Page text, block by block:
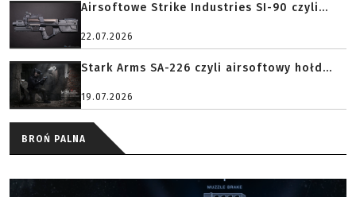
Airsoftowe Strike Industries SI-90 czyli...
22.07.2026
Stark Arms SA-226 czyli airsoftowy hołd...
19.07.2026
BROŃ PALNA